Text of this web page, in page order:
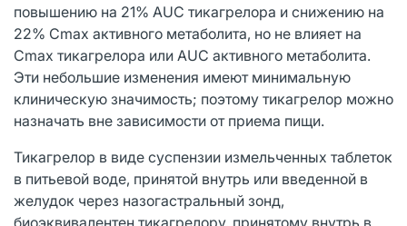
повышению на 21% AUC тикагрелора и снижению на
22% Cmax активного метаболита, но не влияет на
Cmax тикагрелора или AUC активного метаболита.
Эти небольшие изменения имеют минимальную
клиническую значимость; поэтому тикагрелор можно
назначать вне зависимости от приема пищи.
Тикагрелор в виде суспензии измельченных таблеток
в питьевой воде, принятой внутрь или введенной в
желудок через назогастральный зонд,
биоэквивалентен тикагрелору, принятому внутрь в